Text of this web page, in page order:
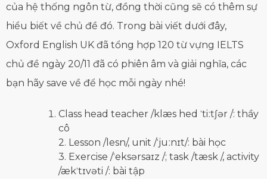
của hệ thống ngôn từ, đồng thời cũng sẽ có thêm sự
hiểu biết về chủ đề đó. Trong bài viết dưới đây,
Oxford English UK đã tổng hợp 120 từ vựng IELTS
chủ đề ngày 20/11 đã có phiên âm và giải nghĩa, các
bạn hãy save về để học mỗi ngày nhé!
Class head teacher /klæs hed ˈtiːtʃər /: thầy
cô
2. Lesson /lesn/, unit /ˈjuːnɪt/: bài học
3. Exercise /ˈeksərsaɪz /; task /tæsk /, activity
/ækˈtɪvəti /: bài tập